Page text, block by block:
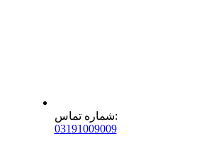
شماره تماس:
03191009009